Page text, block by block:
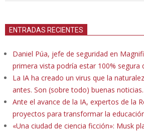
ENTRADAS RECIENTES
Daniel Púa, jefe de seguridad en
primera vista podría estar 100% segura
La IA ha creado un virus que la
antes. Son (sobre todo) buenas noticias.
Ante el avance de la IA, expertos de la
proyectos para transformar la
«Una ciudad de ciencia ficción»: Musk